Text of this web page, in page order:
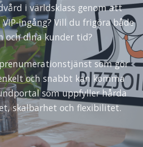
i världsklass genom att
ingång? Vill du frigöra både
och dina kunder tid?
som gör
och snabbt kan komma
som uppfyller hårda
skalbarhet och flexibilitet.